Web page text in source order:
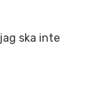
ska inte